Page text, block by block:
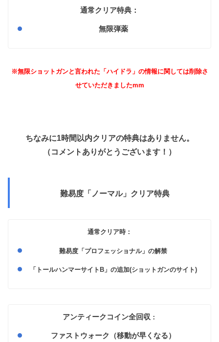
通常クリア特典：
無限弾薬
※無限ショットガンと言われた「ハイドラ」の情報に関しては削除さ
せていただきましたmm
ちなみに1時間以内クリアの特典はありません。
（コメントありがとうございます！）
難易度「ノーマル」クリア特典
通常クリア時：
難易度「プロフェッショナル」の解禁
「トールハンマーサイトB」の追加(ショットガンのサイト)
アンティークコイン全回収 ：
ファストウォーク（移動が早くなる）